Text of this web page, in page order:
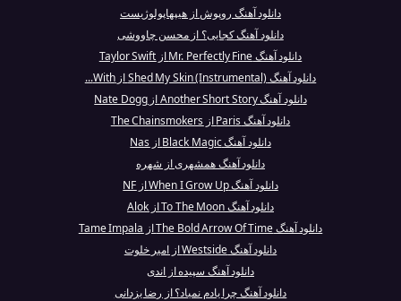
دانلود آهنگ روپوش از هیپهاپولوژیست
دانلود آهنگ کجایی؟ از محسن چاووشی
دانلود آهنگ Mr. Perfectly Fine از Taylor Swift
دانلود آهنگ Shed My Skin (Instrumental) از With...
دانلود آهنگ Another Short Story از Nate Dogg
دانلود آهنگ Paris از The Chainsmokers
دانلود آهنگ Black Magic از Nas
دانلود آهنگ همشهری از شهره
دانلود آهنگ When I Grow Up از NF
دانلود آهنگ To The Moon از Alok
دانلود آهنگ The Bold Arrow Of Time از Tame Impala
دانلود آهنگ Westside از امیر خلوت
دانلود آهنگ سپیده از اندی
دانلود آهنگ چرا یادم نمیاد؟ از رضا یزدانی